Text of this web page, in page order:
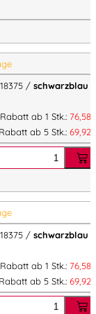
bei
und erhöhte
A1)– pflegeleicht
Gegenstände
individuelle
/ schwarzblau
ab 1 Stk.: 76,58
ab 5 Stk.: 69,92
/ schwarzblau
ab 1 Stk.: 76,58
ab 5 Stk.: 69,92